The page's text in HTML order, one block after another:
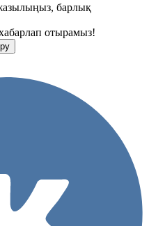
барлық
отырамыз!